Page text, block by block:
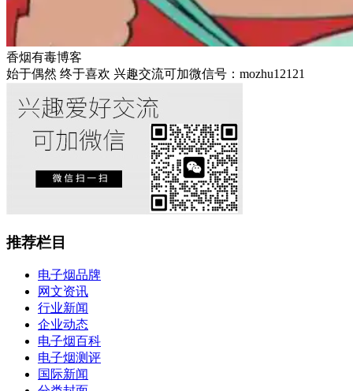
香烟有毒博客
始于偶然 终于喜欢 兴趣交流可加微信号：mozhu12121
推荐栏目
电子烟品牌
网文资讯
行业新闻
企业动态
电子烟百科
电子烟测评
国际新闻